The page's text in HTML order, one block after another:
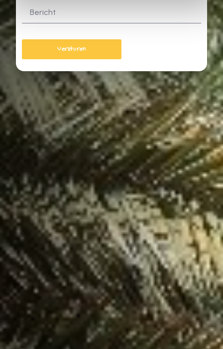
Versturen